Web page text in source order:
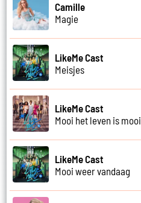
Camille
Magie
LikeMe Cast
Meisjes
LikeMe Cast
Mooi het leven is mooi
LikeMe Cast
Mooi weer vandaag